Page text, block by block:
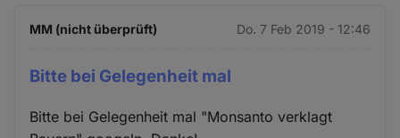
MM (nicht überprüft) Do. 7 Feb 2019 - 12:46
Bitte bei Gelegenheit mal
Bitte bei Gelegenheit mal "Monsanto verklagt